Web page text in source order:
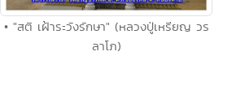
• "สติ เฝ้าระวังรักษา" (หลวงปู่เหรียญ วร
ลาโภ)